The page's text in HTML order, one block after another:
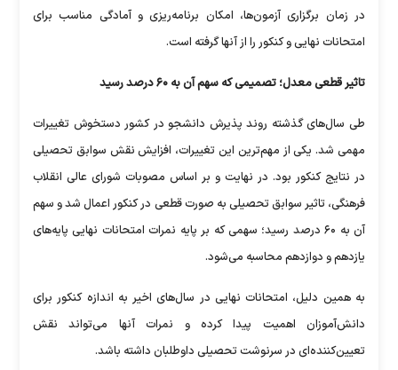
در زمان برگزاری آزمون‌ها، امکان برنامه‌ریزی و آمادگی مناسب برای
امتحانات نهایی و کنکور را از آنها گرفته است.
تاثیر قطعی معدل؛ تصمیمی که سهم آن به ۶۰ درصد رسید
طی سال‌های گذشته روند پذیرش دانشجو در کشور دستخوش تغییرات
مهمی شد. یکی از مهم‌ترین این تغییرات، افزایش نقش سوابق تحصیلی
در نتایج کنکور بود. در نهایت و بر اساس مصوبات شورای عالی انقلاب
فرهنگی، تاثیر سوابق تحصیلی به صورت قطعی در کنکور اعمال شد و سهم
آن به ۶۰ درصد رسید؛ سهمی که بر پایه نمرات امتحانات نهایی پایه‌های
یازدهم و دوازدهم محاسبه می‌شود.
به همین دلیل، امتحانات نهایی در سال‌های اخیر به اندازه کنکور برای
دانش‌آموزان اهمیت پیدا کرده و نمرات آنها می‌تواند نقش
تعیین‌کننده‌ای در سرنوشت تحصیلی داوطلبان داشته باشد.